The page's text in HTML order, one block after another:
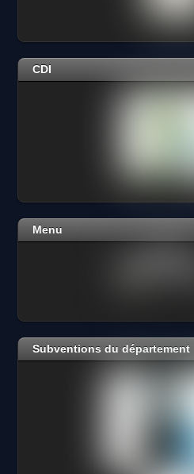
CDI
Menu
Subventions du département